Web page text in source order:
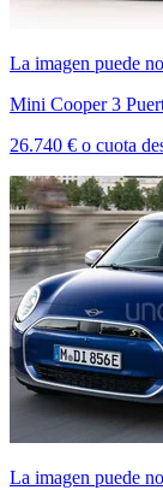
La imagen puede
Mini Cooper 3
26.740 € o cuota
La imagen puede